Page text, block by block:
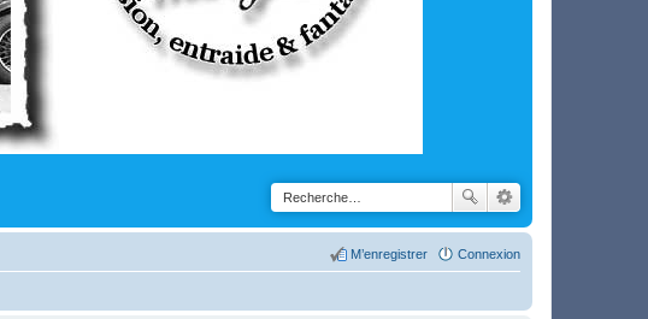
Connexion
M’enregistrer